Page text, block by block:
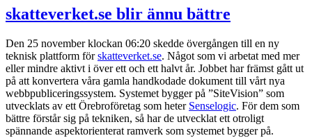
skatteverket.se blir ännu bättre
Den 25 november klockan 06:20 skedde övergången till en ny
teknisk plattform förskatteverket.se. Något som vi arbetat med mer
eller mindre aktivt i över ett och ett halvt år. Jobbet har främst gått ut
på att konvertera våra gamla handkodade dokument till vårt nya
webbpubliceringssystem. Systemet bygger på ”SiteVision” som
utvecklats av ett Örebroföretag som heter Senselogic. För dem som
bättre förstår sig på tekniken, så har de utvecklat ett otroligt
spännande aspektorienterat ramverk som systemet bygger på.